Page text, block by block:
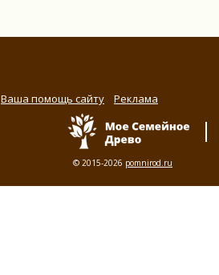
Ваша помощь сайту Реклама
© 2015-2026 pomnirod.ru